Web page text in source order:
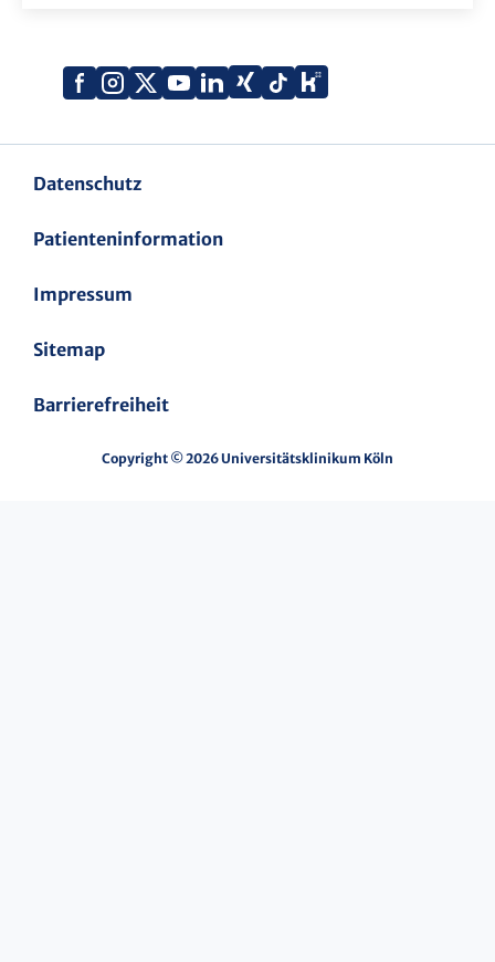
Facebook
Instagram
X
YouTube
LinkedIn
Xing TiktokKununu
Datenschutz
Patienteninformation
Impressum
Sitemap
Barrierefreiheit
Copyright © 2026 Universitätsklinikum Köln